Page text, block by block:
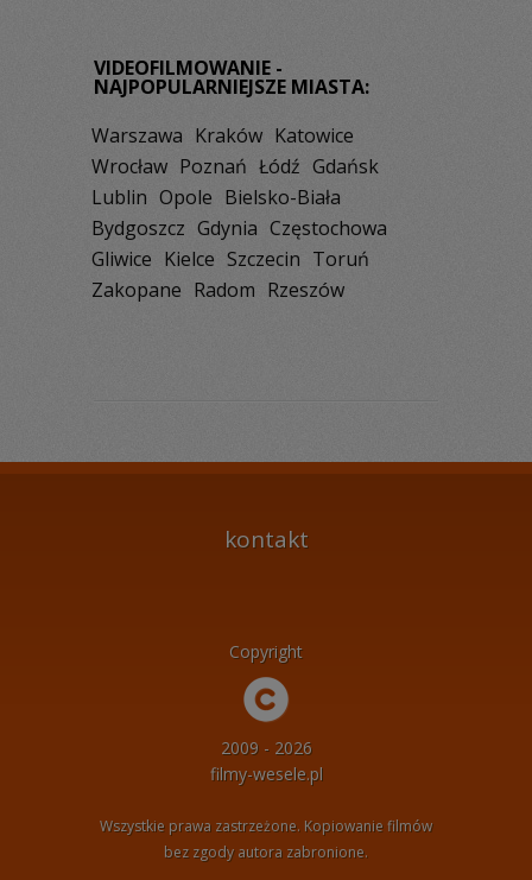
VIDEOFILMOWANIE -
NAJPOPULARNIEJSZE MIASTA:
Warszawa Kraków Katowice
Wrocław Poznań Łódź Gdańsk
Lublin Opole Bielsko-Biała
Bydgoszcz Gdynia Częstochowa
Gliwice Kielce Szczecin Toruń
Zakopane Radom Rzeszów
kontakt
Copyright
2009 - 2026
filmy-wesele.pl
Wszystkie prawa zastrzeżone. Kopiowanie filmów
bez zgody autora zabronione.